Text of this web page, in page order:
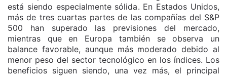
está siendo especialmente sólida. En Estados Unidos,
más de tres cuartas partes de las compañías del S&P
500 han superado las previsiones del mercado,
mientras que en Europa también se observa un
balance favorable, aunque más moderado debido al
menor peso del sector tecnológico en los índices. Los
beneficios siguen siendo, una vez más, el principal